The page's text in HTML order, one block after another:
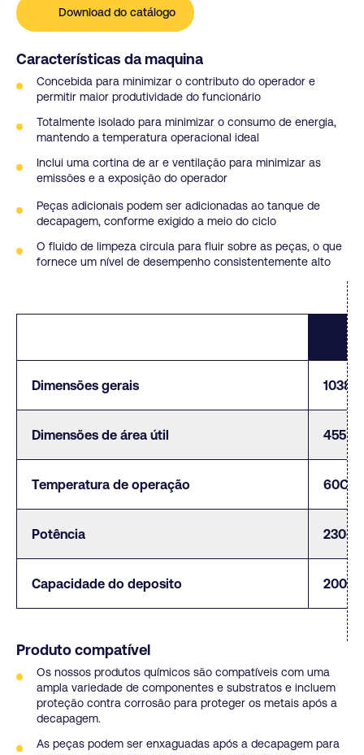
Download do catálogo
Características da maquina
Concebida para minimizar o contributo do operador e
permitir maior produtividade do funcionário
Totalmente isolado para minimizar o consumo de energia,
mantendo a temperatura operacional ideal
Inclui uma cortina de ar e ventilação para minimizar as
emissões e a exposição do operador
Peças adicionais podem ser adicionadas ao tanque de
decapagem, conforme exigido a meio do ciclo
O fluido de limpeza circula para fluir sobre as peças, o que
fornece um nível de desempenho consistentemente alto
Dimensões gerais 1038
Dimensões de área útil 455 x
Temperatura de operação 60C
Potência 230-
Capacidade do deposito 200l
Produto compatível
Os nossos produtos químicos são compatíveis com uma
ampla variedade de componentes e substratos e incluem
proteção contra corrosão para proteger os metais após a
decapagem.
As peças podem ser enxaguadas após a decapagem para